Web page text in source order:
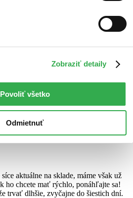
Zobraziť detaily
Povoliť všetko
Odmietnuť
aktuálne na sklade, máme však už
ho chcete mať rýchlo, ponáhľajte sa!
trvať dlhšie, zvyčajne do šiestich dní.